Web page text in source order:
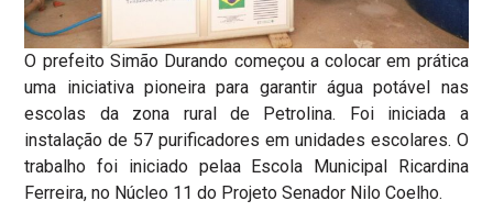
O prefeito Simão Durando começou a colocar em prática
uma iniciativa pioneira para garantir água potável nas
escolas da zona rural de Petrolina. Foi iniciada a
instalação de 57 purificadores em unidades escolares. O
trabalho foi iniciado pelaa Escola Municipal Ricardina
Ferreira, no Núcleo 11 do Projeto Senador Nilo Coelho.